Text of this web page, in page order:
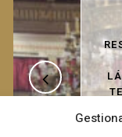
LA
DE LA
LÁMPARA
TEATRO